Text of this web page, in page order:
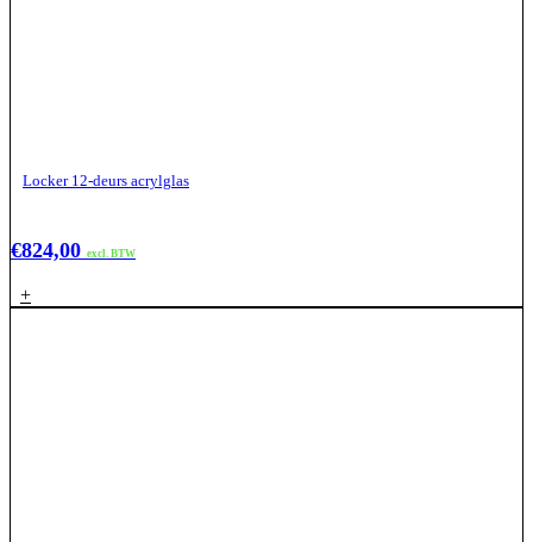
Locker 12-deurs acrylglas
€824,00 excl. BTW
+